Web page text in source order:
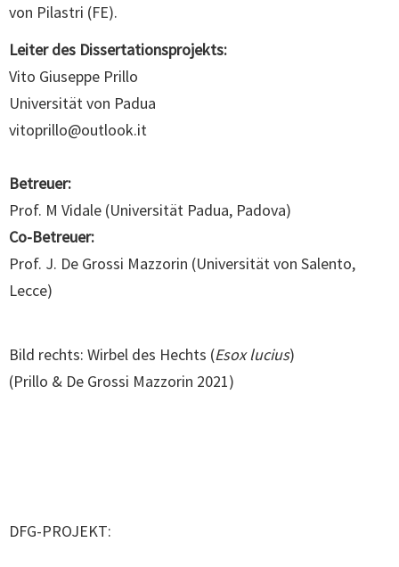
von Pilastri (FE).
Leiter des Dissertationsprojekts:
Vito Giuseppe Prillo
Universität von Padua
vitoprillo@outlook.it
Betreuer:
Prof. M Vidale (Universität Padua, Padova)
Co-Betreuer:
Prof. J. De Grossi Mazzorin (Universität von Salento,
Lecce)
Bild rechts: Wirbel des Hechts (Esox lucius)
(Prillo & De Grossi Mazzorin 2021)
DFG-PROJEKT: